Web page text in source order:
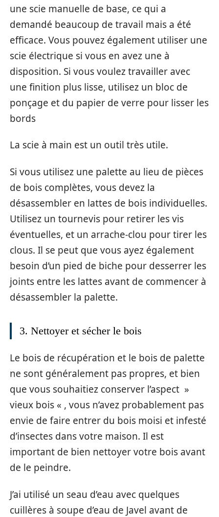
une scie manuelle de base, ce qui a
demandé beaucoup de travail mais a été
efficace. Vous pouvez également utiliser une
scie électrique si vous en avez une à
disposition. Si vous voulez travailler avec
une finition plus lisse, utilisez un bloc de
ponçage et du papier de verre pour lisser les
bords
La scie à main est un outil très utile.
Si vous utilisez une palette au lieu de pièces
de bois complètes, vous devez la
désassembler en lattes de bois individuelles.
Utilisez un tournevis pour retirer les vis
éventuelles, et un arrache-clou pour tirer les
clous. Il se peut que vous ayez également
besoin d’un pied de biche pour desserrer les
joints entre les lattes avant de commencer à
désassembler la palette.
3. Nettoyer et sécher le bois
Le bois de récupération et le bois de palette
ne sont généralement pas propres, et bien
que vous souhaitiez conserver l’aspect »
vieux bois « , vous n’avez probablement pas
envie de faire entrer du bois moisi et infesté
d’insectes dans votre maison. Il est
important de bien nettoyer votre bois avant
de le peindre.
J’ai utilisé un seau d’eau avec quelques
cuillères à soupe d’eau de Javel avant de